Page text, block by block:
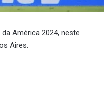
América 2024, neste
Aires.